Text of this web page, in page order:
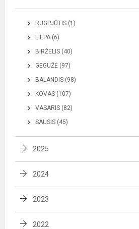
RUGPJŪTIS (1)
LIEPA (6)
BIRŽELIS (40)
GEGUŽĖ (97)
BALANDIS (98)
KOVAS (107)
VASARIS (82)
SAUSIS (45)
2025
2024
2023
2022